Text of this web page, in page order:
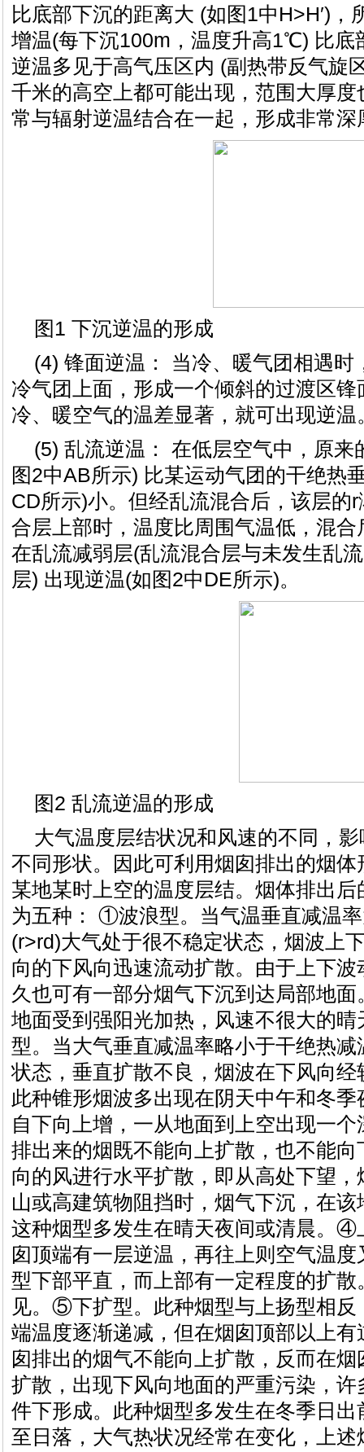
比底部下沉的距离大 (如图1中H>H′)，
增温(每下沉100m，温度升高1℃) 比底
逆温多见于高气压区内 (副热带反气旋
千米的高空上都可能出现，范围大厚
常与辐射逆温结合在一起，形成非常深
图1 下沉逆温的形成
(4) 锋面逆温： 当冷、暖气团相遇时
冷气团上面，形成一个倾斜的过渡区
冷、暖空气的温差显著，就可出现逆温
(5) 乱流逆温： 在低层空气中，原来
图2中AB所示) 比某运动气团的干绝热
CD所示)小。但经乱流混合后，该层的
合层上部时，温度比周围气温低，混
在乱流减弱层(乱流混合层与未发生乱
层) 出现逆温(如图2中DE所示)。
图2 乱流逆温的形成
大气温度层结状况和风速的不同，
不同形状。因此可利用烟囱排出的烟
某地某时上空的温度层结。烟体排出
为五种： ①波浪型。当气温垂直减温
(r>rd)大气处于很不稳定状态，烟波上
向的下风向迅速流动扩散。由于上下
久也可有一部分烟气下沉到达局部地
地面受到强阳光加热，风速不很大的
型。当大气垂直减温率略小于干绝热
状态，垂直扩散不良，烟波在下风向
此种锥形烟波多出现在阴天中午和冬
自下向上增，一从地面到上空出现一
排出来的烟既不能向上扩散，也不能
向的风进行水平扩散，即从高处下望
山或高建筑物阻挡时，烟气下沉，在
这种烟型多发生在晴天夜间或清晨。④
囱顶端有一层逆温，再往上则空气温
型下部平直，而上部有一定程度的扩
见。⑤下扩型。此种烟型与上扬型相反
端温度逐渐递减，但在烟囱顶部以上
囱排出的烟气不能向上扩散，反而在
扩散，出现下风向地面的严重污染，
件下形成。此种烟型多发生在冬季日
至日落，大气热状况经常在变化，上